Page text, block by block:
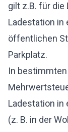
gilt z.B. für
Ladestation in
öffentlichen
Parkplatz.
In
Ladestation in
(z. B. in der